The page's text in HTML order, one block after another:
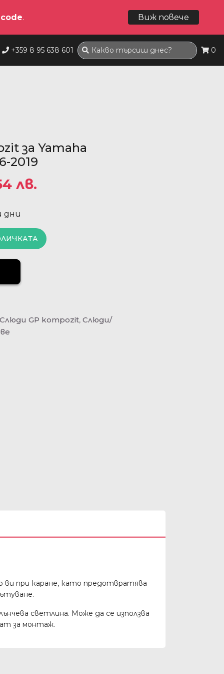
+359 8 95 638 601 0
за Yamaha
2019
лв.
дни
Слюди GP kompozit, Слюди/
ви при каране, като предотвратява
светлина. Може да се използва
за монтаж.
. Виж повече